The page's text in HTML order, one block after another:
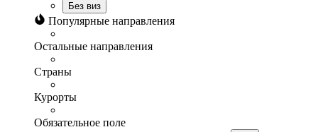
Без виз
Популярные направления
Остальные направления
Страны
Курорты
Обязательное поле